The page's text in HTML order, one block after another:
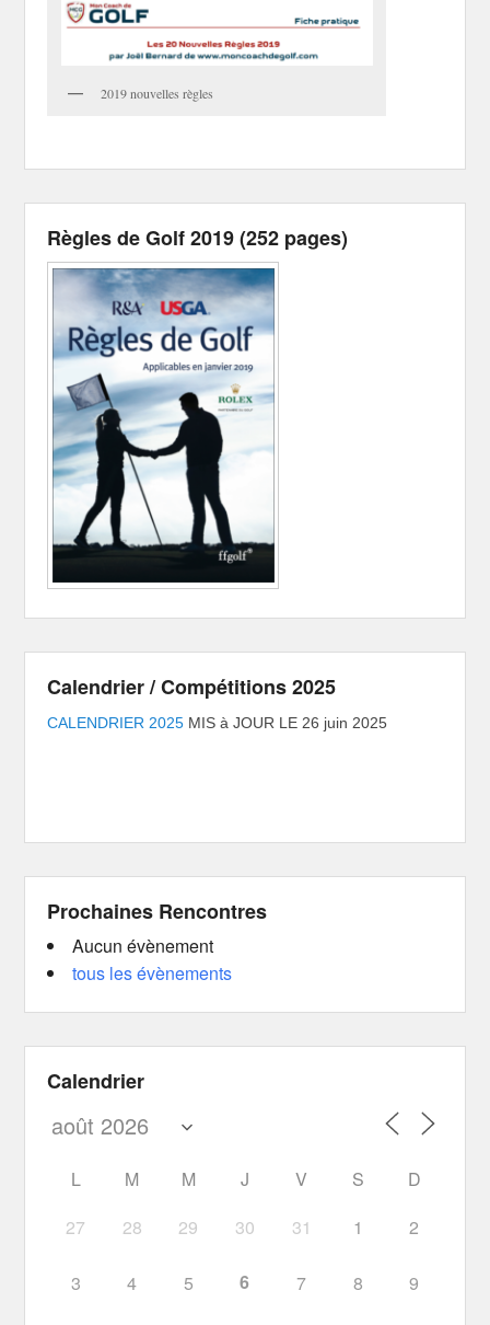
2019 nouvelles règles
Règles de Golf 2019 (252 pages)
Calendrier / Compétitions 2025
CALENDRIER 2025 MIS à JOUR LE 26 juin 2025
Prochaines Rencontres
Aucun évènement
tous les évènements
Calendrier
L M M J V S
D
27
28 29 30 31 1 2
3 4 5 6 7 8 9